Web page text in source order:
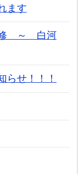
ます
修 ～ 白河
らせ！！！